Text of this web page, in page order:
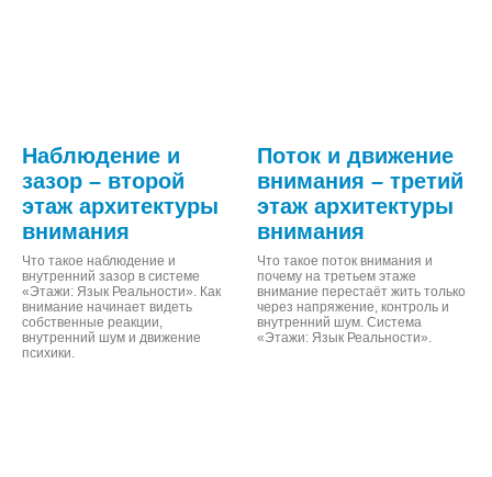
Наблюдение и
зазор – второй
этаж архитектуры
внимания
Что такое наблюдение и
внутренний зазор в системе
«Этажи: Язык Реальности». Как
внимание начинает видеть
собственные реакции,
внутренний шум и движение
психики.
Поток и движение
внимания – третий
этаж архитектуры
внимания
Что такое поток внимания и
почему на третьем этаже
внимание перестаёт жить только
через напряжение, контроль и
внутренний шум. Система
«Этажи: Язык Реальности».